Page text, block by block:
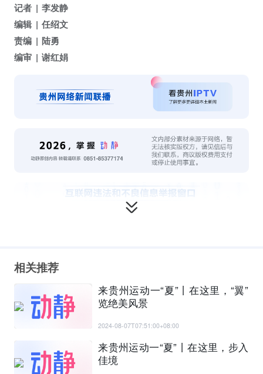
记者
李发静
编辑
任绍文
责编
陆勇
编审
谢红娟
相关推荐
来贵州运动一“夏”丨在这里，“翼”
览绝美风景
2024-08-07T07:51:00+08:00
来贵州运动一“夏”丨在这里，步入
佳境